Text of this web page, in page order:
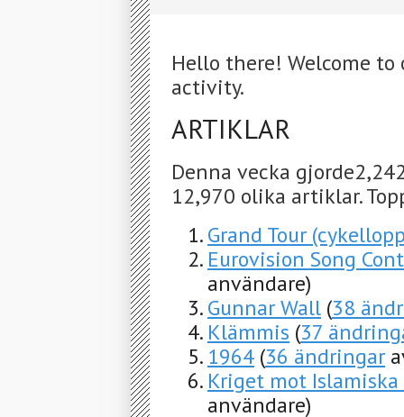
Hello there! Welcome
activity.
ARTIKLAR
Denna vecka
12,970 olika artiklar.
Grand Tour
Eurovision Song
användare)
Gunnar Wall (38
Klämmis (37
1964 (36 ändringar
Kriget mot
användare)